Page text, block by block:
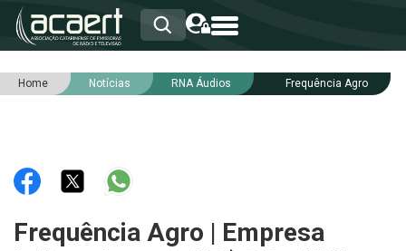
HOME
RNA
NOTÍCIAS
SERVIÇOS
INTEGRIDADE
Home Notícias RNA Áudios Frequência Agro
Frequência Agro | Empresa